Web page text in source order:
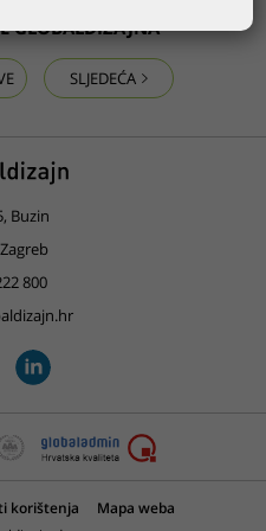
GLOBALDIZAJNA
SLJEDEĆA
Buzin
800
korištenja
Mapa weba